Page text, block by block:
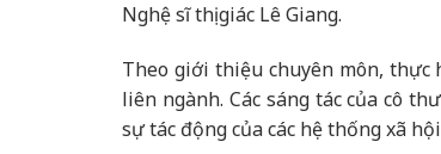
Nghệ sĩ thị giác Lê Giang.
Theo giới thiệu chuyên môn,
liên ngành. Các sáng tác của cô
sự tác động của các hệ thống xã